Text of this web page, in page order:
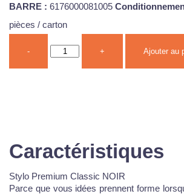
BARRE : 6176000081005
pièces / carton
- + Ajouter au
Caractéristiques
Stylo Premium Classic NOIR
Parce que vous idées prennent forme